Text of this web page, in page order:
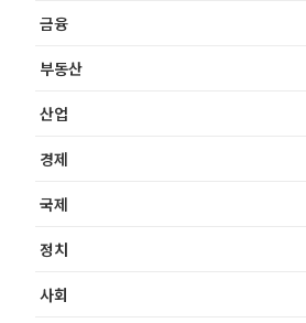
금융
부동산
산업
경제
국제
정치
사회